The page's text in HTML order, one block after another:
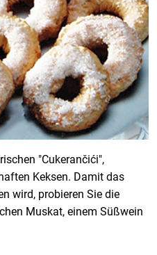
"Cukerančići",
Keksen. Damit das
wird, probieren Sie die
Muskat, einem Süßwein